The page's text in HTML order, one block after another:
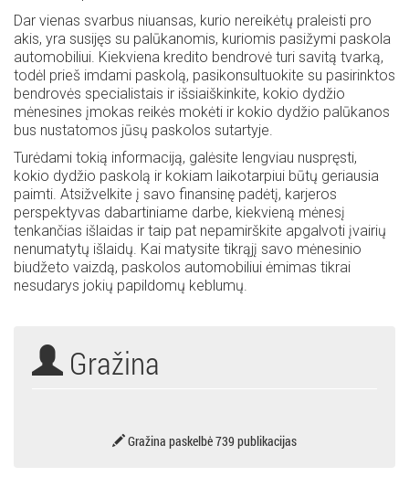
Dar vienas svarbus niuansas, kurio nereikėtų praleisti pro
akis, yra susijęs su palūkanomis, kuriomis pasižymi paskola
automobiliui. Kiekviena kredito bendrovė turi savitą tvarką,
todėl prieš imdami paskolą, pasikonsultuokite su pasirinktos
bendrovės specialistais ir išsiaiškinkite, kokio dydžio
mėnesines įmokas reikės mokėti ir kokio dydžio palūkanos
bus nustatomos jūsų paskolos sutartyje.
Turėdami tokią informaciją, galėsite lengviau nuspręsti,
kokio dydžio paskolą ir kokiam laikotarpiui būtų geriausia
paimti. Atsižvelkite į savo finansinę padėtį, karjeros
perspektyvas dabartiniame darbe, kiekvieną mėnesį
tenkančias išlaidas ir taip pat nepamirškite apgalvoti įvairių
nenumatytų išlaidų. Kai matysite tikrąjį savo mėnesinio
biudžeto vaizdą, paskolos automobiliui ėmimas tikrai
nesudarys jokių papildomų keblumų.
Gražina
Gražina paskelbė 739 publikacijas